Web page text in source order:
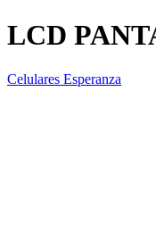
LCD
Celulares Esperanza